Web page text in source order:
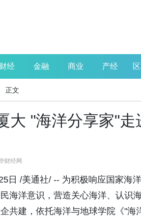
财经 金融 商业 产经
读书
正文
大 "海洋分享家"
财经网
日 /美通社/ -- 为积极响应国家海
海洋意识，营造关心海洋、认识
共建，依托海洋与地球学院《"